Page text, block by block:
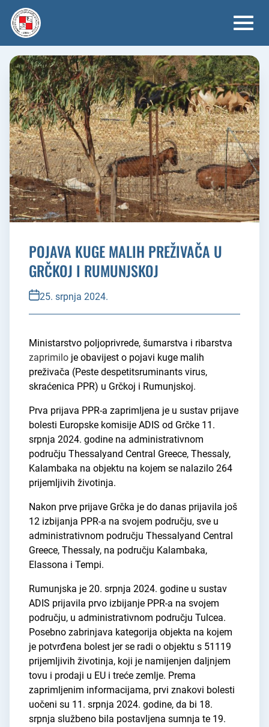
content
POJAVA KUGE MALIH PREŽIVAČA U
GRČKOJ I RUMUNJSKOJ
25. srpnja 2024.
Ministarstvo poljoprivrede, šumarstva i ribarstva
zaprimilo je obavijest o pojavi kuge malih
preživača (Peste despetitsruminants virus,
skraćenica PPR) u Grčkoj i Rumunjskoj.
Prva prijava PPR-a zaprimljena je u sustav prijave
bolesti Europske komisije ADIS od Grčke 11.
srpnja 2024. godine na administrativnom
području Thessalyand Central Greece, Thessaly,
Kalambaka na objektu na kojem se nalazilo 264
prijemljivih životinja.
Nakon prve prijave Grčka je do danas prijavila još
12 izbijanja PPR-a na svojem području, sve u
administrativnom području Thessalyand Central
Greece, Thessaly, na području Kalambaka,
Elassona i Tempi.
Rumunjska je 20. srpnja 2024. godine u sustav
ADIS prijavila prvo izbijanje PPR-a na svojem
području, u administrativnom području Tulcea.
Posebno zabrinjava kategorija objekta na kojem
je potvrđena bolest jer se radi o objektu s 51119
prijemljivih životinja, koji je namijenjen daljnjem
tovu i prodaji u EU i treće zemlje. Prema
zaprimljenim informacijama, prvi znakovi bolesti
uočeni su 11. srpnja 2024. godine, da bi 18.
srpnja službeno bila postavljena sumnja te 19.